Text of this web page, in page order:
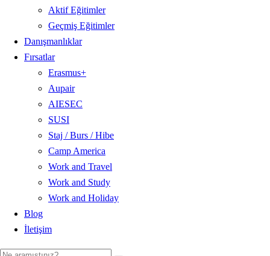
Aktif Eğitimler
Geçmiş Eğitimler
Danışmanlıklar
Fırsatlar
Erasmus+
Aupair
AIESEC
SUSI
Staj / Burs / Hibe
Camp America
Work and Travel
Work and Study
Work and Holiday
Blog
İletişim